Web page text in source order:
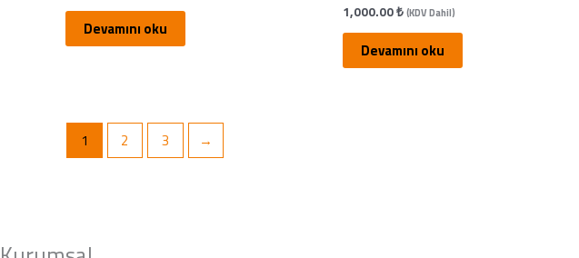
Devamını oku
1,000.00₺(KDV Dahil)
Devamını oku
1 2 3 →